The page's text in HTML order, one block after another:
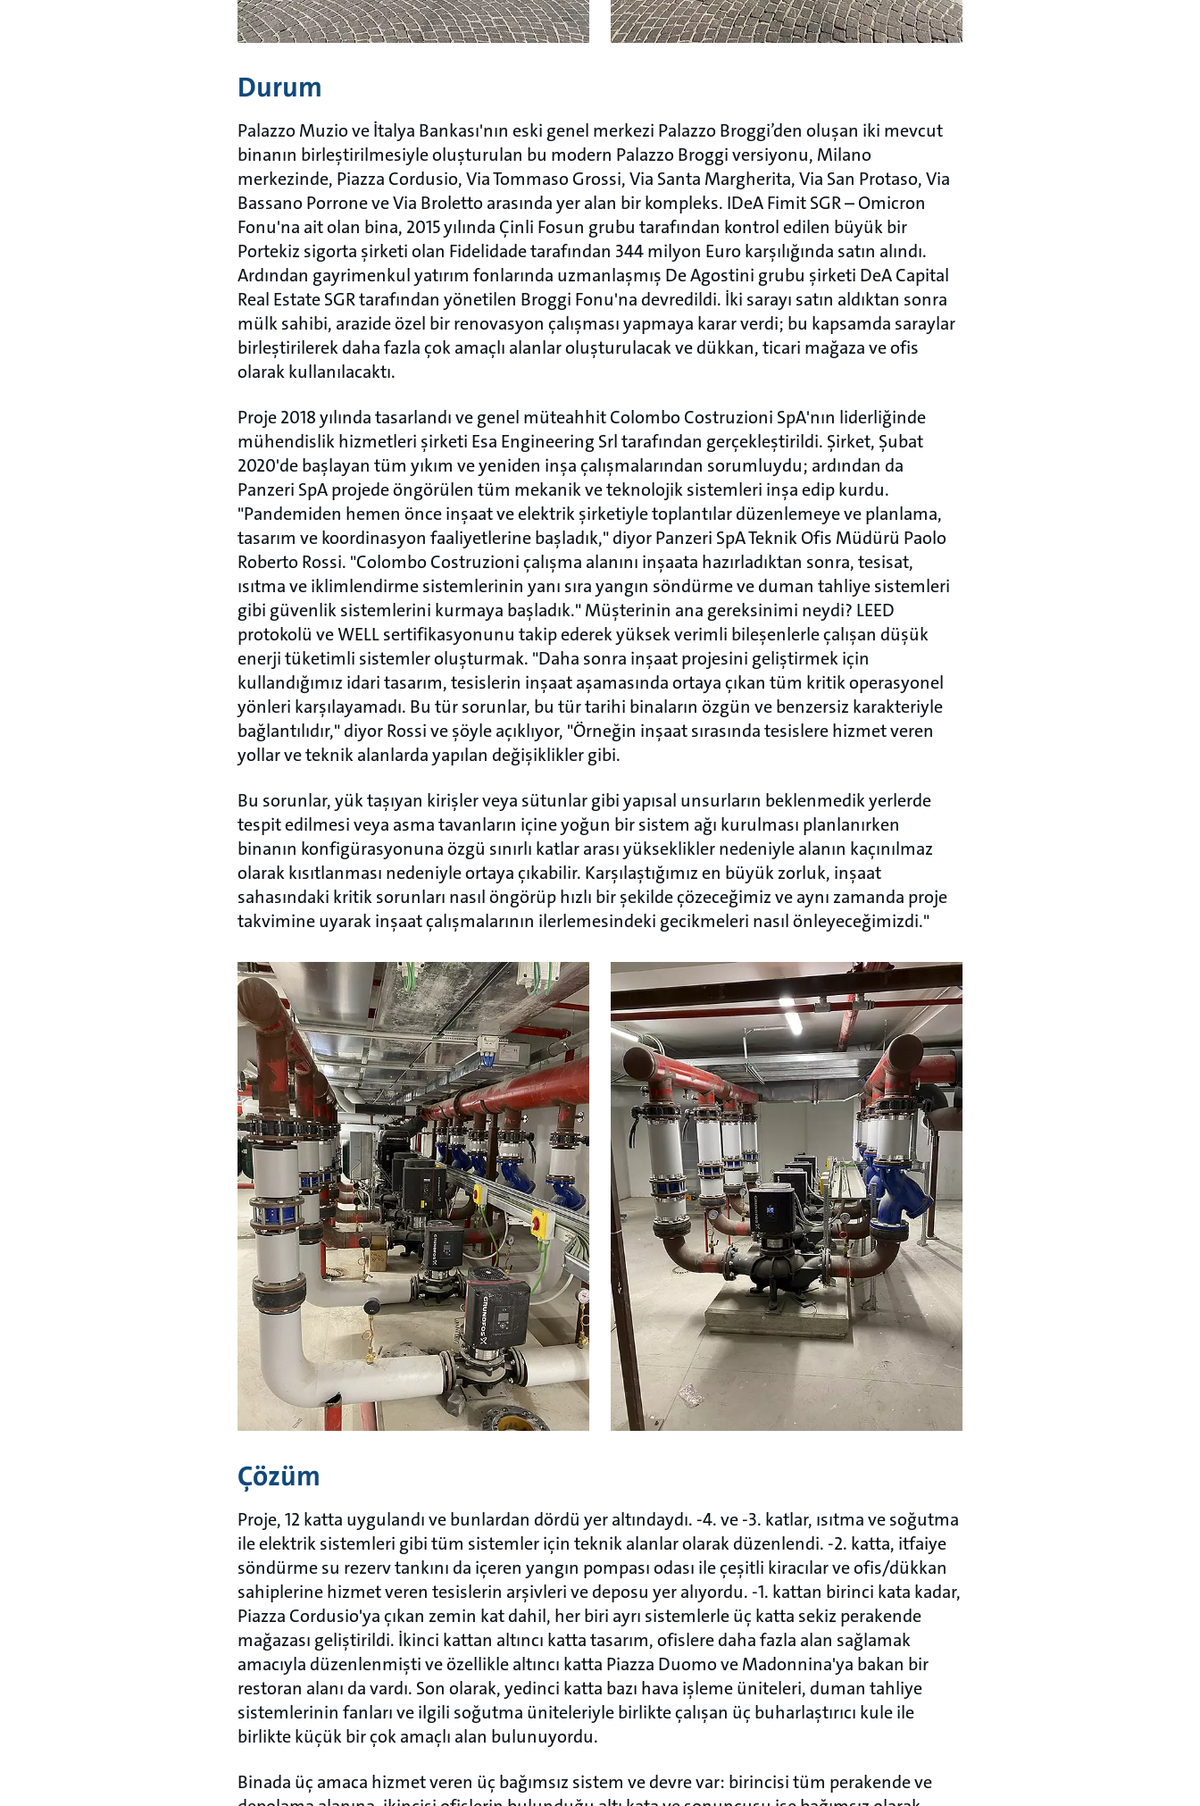
Durum
Palazzo Muzio ve İtalya Bankası'nın eski genel merkezi Palazzo Broggi’den oluşan iki mevcut
binanın birleştirilmesiyle oluşturulan bu modern Palazzo Broggi versiyonu, Milano
merkezinde, Piazza Cordusio, Via Tommaso Grossi, Via Santa Margherita, Via San Protaso, Via
Bassano Porrone ve Via Broletto arasında yer alan bir kompleks. IDeA Fimit SGR – Omicron
Fonu'na ait olan bina, 2015 yılında Çinli Fosun grubu tarafından kontrol edilen büyük bir
Portekiz sigorta şirketi olan Fidelidade tarafından 344 milyon Euro karşılığında satın alındı.
Ardından gayrimenkul yatırım fonlarında uzmanlaşmış De Agostini grubu şirketi DeA Capital
Real Estate SGR tarafından yönetilen Broggi Fonu'na devredildi. İki sarayı satın aldıktan sonra
mülk sahibi, arazide özel bir renovasyon çalışması yapmaya karar verdi; bu kapsamda saraylar
birleştirilerek daha fazla çok amaçlı alanlar oluşturulacak ve dükkan, ticari mağaza ve ofis
olarak kullanılacaktı.
Proje 2018 yılında tasarlandı ve genel müteahhit Colombo Costruzioni SpA'nın liderliğinde
mühendislik hizmetleri şirketi Esa Engineering Srl tarafından gerçekleştirildi. Şirket, Şubat
2020'de başlayan tüm yıkım ve yeniden inşa çalışmalarından sorumluydu; ardından da
Panzeri SpA projede öngörülen tüm mekanik ve teknolojik sistemleri inşa edip kurdu.
"Pandemiden hemen önce inşaat ve elektrik şirketiyle toplantılar düzenlemeye ve planlama,
tasarım ve koordinasyon faaliyetlerine başladık," diyor Panzeri SpA Teknik Ofis Müdürü Paolo
Roberto Rossi. "Colombo Costruzioni çalışma alanını inşaata hazırladıktan sonra, tesisat,
ısıtma ve iklimlendirme sistemlerinin yanı sıra yangın söndürme ve duman tahliye sistemleri
gibi güvenlik sistemlerini kurmaya başladık." Müşterinin ana gereksinimi neydi? LEED
protokolü ve WELL sertifikasyonunu takip ederek yüksek verimli bileşenlerle çalışan düşük
enerji tüketimli sistemler oluşturmak. "Daha sonra inşaat projesini geliştirmek için
kullandığımız idari tasarım, tesislerin inşaat aşamasında ortaya çıkan tüm kritik operasyonel
yönleri karşılayamadı. Bu tür sorunlar, bu tür tarihi binaların özgün ve benzersiz karakteriyle
bağlantılıdır," diyor Rossi ve şöyle açıklıyor, "Örneğin inşaat sırasında tesislere hizmet veren
yollar ve teknik alanlarda yapılan değişiklikler gibi.
Bu sorunlar, yük taşıyan kirişler veya sütunlar gibi yapısal unsurların beklenmedik yerlerde
tespit edilmesi veya asma tavanların içine yoğun bir sistem ağı kurulması planlanırken
binanın konfigürasyonuna özgü sınırlı katlar arası yükseklikler nedeniyle alanın kaçınılmaz
olarak kısıtlanması nedeniyle ortaya çıkabilir. Karşılaştığımız en büyük zorluk, inşaat
sahasındaki kritik sorunları nasıl öngörüp hızlı bir şekilde çözeceğimiz ve aynı zamanda proje
takvimine uyarak inşaat çalışmalarının ilerlemesindeki gecikmeleri nasıl önleyeceğimizdi."
Çözüm
Proje, 12 katta uygulandı ve bunlardan dördü yer altındaydı. -4. ve -3. katlar, ısıtma ve soğutma
ile elektrik sistemleri gibi tüm sistemler için teknik alanlar olarak düzenlendi. -2. katta, itfaiye
söndürme su rezerv tankını da içeren yangın pompası odası ile çeşitli kiracılar ve ofis/dükkan
sahiplerine hizmet veren tesislerin arşivleri ve deposu yer alıyordu. -1. kattan birinci kata kadar,
Piazza Cordusio'ya çıkan zemin kat dahil, her biri ayrı sistemlerle üç katta sekiz perakende
mağazası geliştirildi. İkinci kattan altıncı katta tasarım, ofislere daha fazla alan sağlamak
amacıyla düzenlenmişti ve özellikle altıncı katta Piazza Duomo ve Madonnina'ya bakan bir
restoran alanı da vardı. Son olarak, yedinci katta bazı hava işleme üniteleri, duman tahliye
sistemlerinin fanları ve ilgili soğutma üniteleriyle birlikte çalışan üç buharlaştırıcı kule ile
birlikte küçük bir çok amaçlı alan bulunuyordu.
Binada üç amaca hizmet veren üç bağımsız sistem ve devre var: birincisi tüm perakende ve